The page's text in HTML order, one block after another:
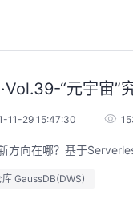
“元宇宙
11-29 15:47:30
方向在哪？基于
GaussDB(DWS)